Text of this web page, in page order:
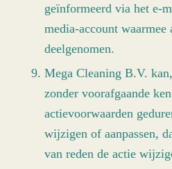
geïnformeerd via het e-
media-account waarmee
deelgenomen.
Mega Cleaning B.V.
zonder voorafgaande
actievoorwaarden
wijzigen of aanpassen,
van reden de actie